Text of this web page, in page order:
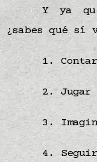
Y ya
¿sabes qué sí
1.
2.
3.
4.